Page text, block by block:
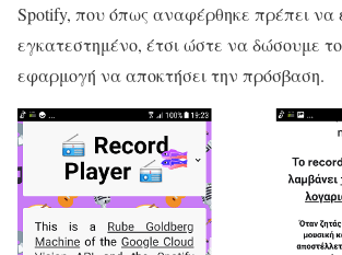
Spotify, που όπως αναφέρθηκε πρέπει να
εγκατεστημένο, έτσι ώστε να δώσουμε
εφαρμογή να αποκτήσει την πρόσβαση.